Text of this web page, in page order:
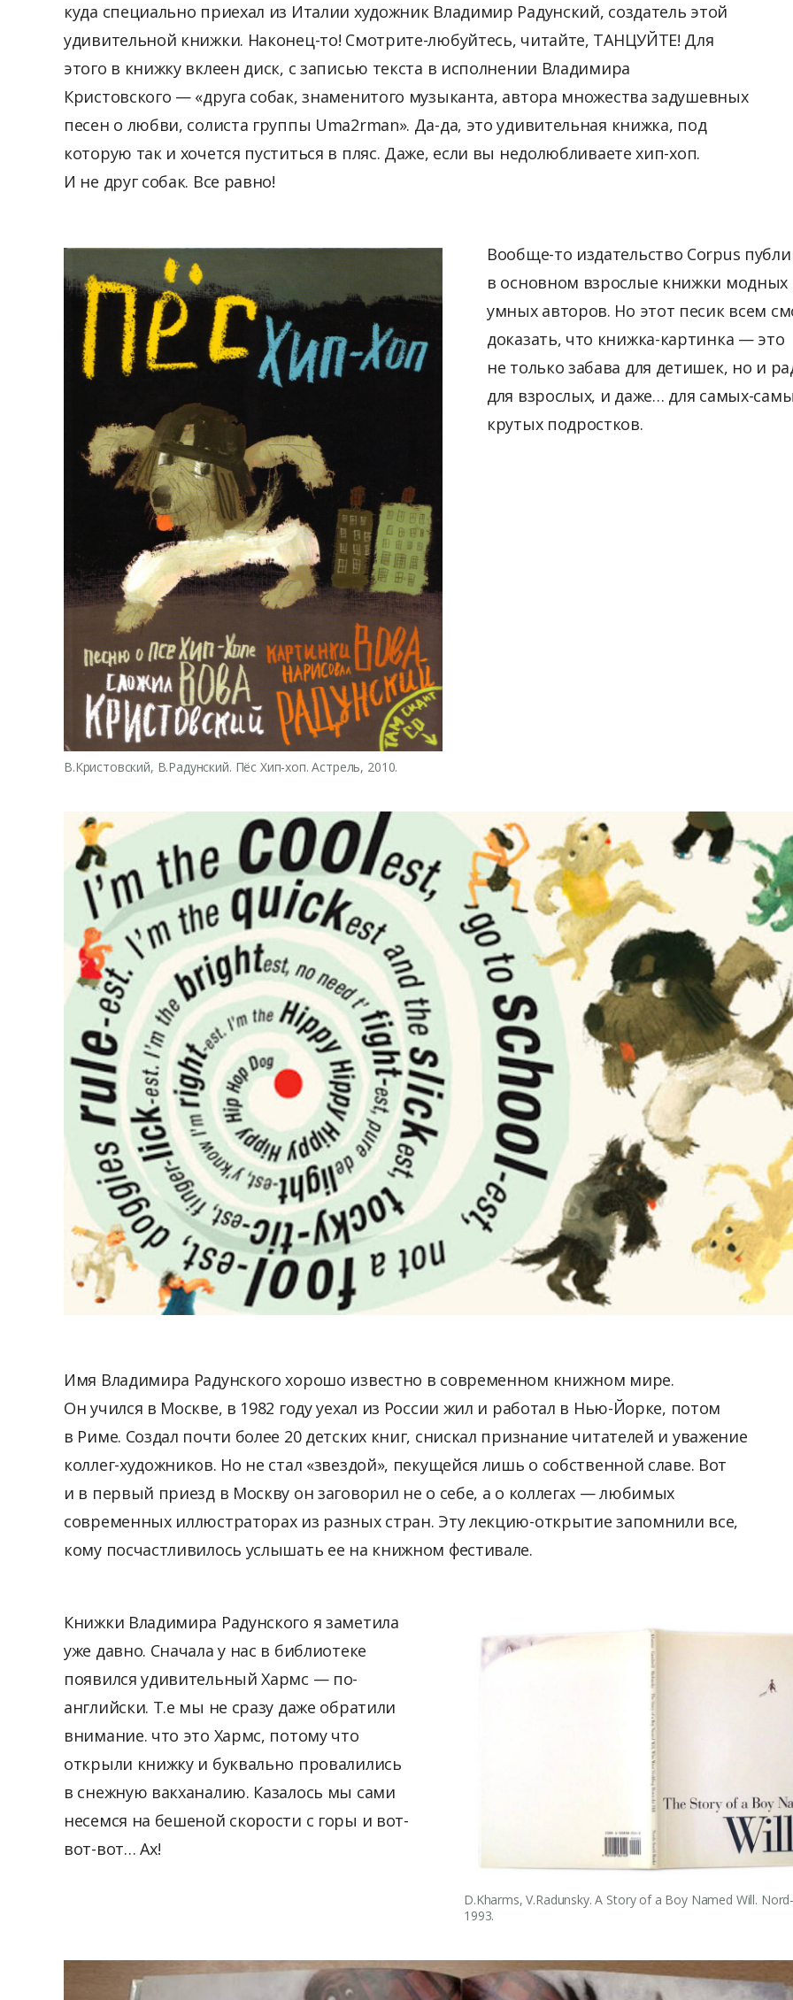
куда специально приехал из Италии художник Владимир Радунский, создатель этой
удивительной книжки. Наконец-то! Смотрите-любуйтесь, читайте, ТАНЦУЙТЕ! Для
этого в книжку вклеен диск, с записью текста в исполнении Владимира
Кристовского — «друга собак, знаменитого музыканта, автора множества задушевных
песен о любви, солиста группы Uma2rman». Да-да, это удивительная книжка, под
которую так и хочется пуститься в пляс. Даже, если вы недолюбливаете хип-хоп.
И не друг собак. Все равно!
В.Кристовский, В.Радунский. Пёс Хип-хоп. Астрель, 2010.
Вообще-то издательство Corpus
в основном взрослые книжки модных
умных авторов. Но этот песик всем
доказать, что книжка-картинка — это
не только забава для детишек, но и
для взрослых, и даже… для самых-
крутых подростков.
Имя Владимира Радунского хорошо известно в современном книжном мире.
Он учился в Москве, в 1982 году уехал из России жил и работал в Нью-Йорке, потом
в Риме. Создал почти более 20 детских книг, снискал признание читателей и уважение
коллег-художников. Но не стал «звездой», пекущейся лишь о собственной славе. Вот
и в первый приезд в Москву он заговорил не о себе, а о коллегах — любимых
современных иллюстраторах из разных стран. Эту лекцию-открытие запомнили все,
кому посчастливилось услышать ее на книжном фестивале.
D.Kharms, V.Radunsky. A Story of a Boy Named Will.
1993.
Книжки Владимира Радунского я заметила
уже давно. Сначала у нас в библиотеке
появился удивительный Хармс — по-
английски. Т.е мы не сразу даже обратили
внимание. что это Хармс, потому что
открыли книжку и буквально провалились
в снежную вакханалию. Казалось мы сами
несемся на бешеной скорости с горы и вот-
вот-вот… Ах!